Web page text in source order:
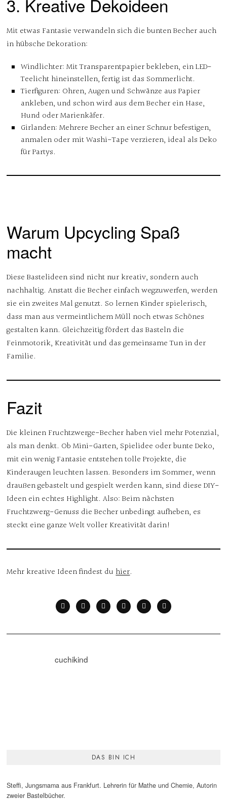
3. Kreative Dekoideen
Mit etwas Fantasie verwandeln sich die bunten Becher auch
in hübsche Dekoration:
Windlichter: Mit Transparentpapier bekleben, ein LED-
Teelicht hineinstellen, fertig ist das Sommerlicht.
Tierfiguren: Ohren, Augen und Schwänze aus Papier
ankleben, und schon wird aus dem Becher ein Hase,
Hund oder Marienkäfer.
Girlanden: Mehrere Becher an einer Schnur befestigen,
anmalen oder mit Washi-Tape verzieren, ideal als Deko
für Partys.
Warum Upcycling Spaß
macht
Diese Bastelideen sind nicht nur kreativ, sondern auch
nachhaltig. Anstatt die Becher einfach wegzuwerfen, werden
sie ein zweites Mal genutzt. So lernen Kinder spielerisch,
dass man aus vermeintlichem Müll noch etwas Schönes
gestalten kann. Gleichzeitig fördert das Basteln die
Feinmotorik, Kreativität und das gemeinsame Tun in der
Familie.
Fazit
Die kleinen Fruchtzwerge-Becher haben viel mehr Potenzial,
als man denkt. Ob Mini-Garten, Spielidee oder bunte Deko,
mit ein wenig Fantasie entstehen tolle Projekte, die
Kinderaugen leuchten lassen. Besonders im Sommer, wenn
draußen gebastelt und gespielt werden kann, sind diese DIY-
Ideen ein echtes Highlight. Also: Beim nächsten
Fruchtzwerg-Genuss die Becher unbedingt aufheben, es
steckt eine ganze Welt voller Kreativität darin!
Mehr kreative Ideen findest duhier.
cuchikind
DAS BIN ICH
Steffi, Jungsmama aus Frankfurt. Lehrerin für Mathe und Chemie, Autorin
zweier Bastelbücher.